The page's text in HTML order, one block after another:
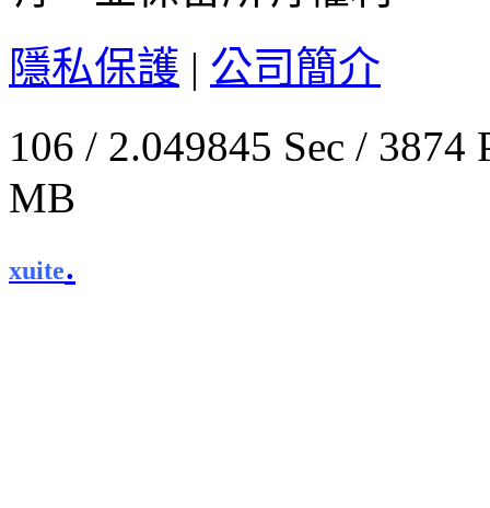
隱私保護 | 公司簡介
106 / 2.049845 Sec /
MB
xuite.